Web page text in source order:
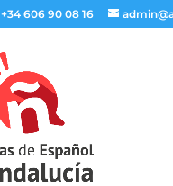
+34 606 90 08 16